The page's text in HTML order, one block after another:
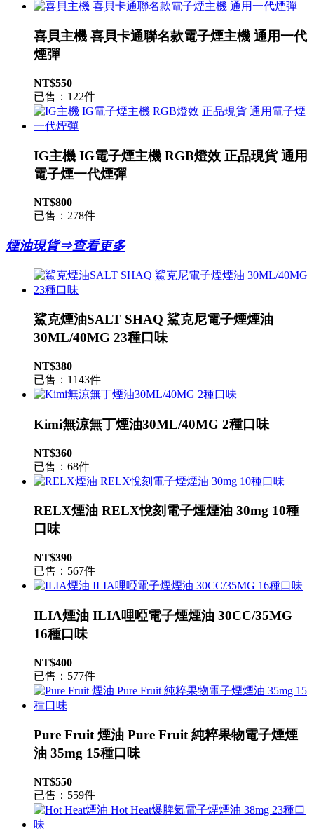
喜貝主機 喜貝卡通聯名款電子煙主機 通用一代
煙彈
NT$550
已售：122件
IG主機 IG電子煙主機 RGB燈效 正品現貨 通用
電子煙一代煙彈
NT$800
已售：278件
煙油現貨⇒查看更多
鯊克煙油SALT SHAQ 鯊克尼電子煙煙油
30ML/40MG 23種口味
NT$380
已售：1143件
Kimi無涼無丁煙油30ML/40MG 2種口味
NT$360
已售：68件
RELX煙油 RELX悅刻電子煙煙油 30mg 10種
口味
NT$390
已售：567件
ILIA煙油 ILIA哩啞電子煙煙油 30CC/35MG
16種口味
NT$400
已售：577件
Pure Fruit 煙油 Pure Fruit 純粹果物電子煙煙
油 35mg 15種口味
NT$550
已售：559件